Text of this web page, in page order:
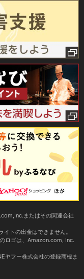
またはその関連会社
トの出金はできません。
ロゴは、Amazon.com, Inc.
ヤフー株式会社の登録商標ま